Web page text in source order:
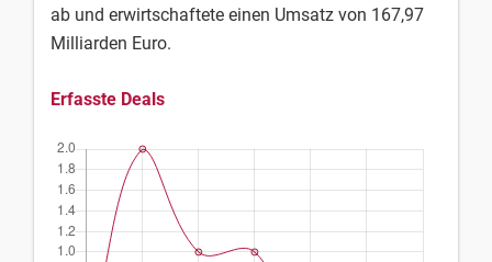
ab und erwirtschaftete einen Umsatz von 167,97
Milliarden Euro.
Erfasste Deals